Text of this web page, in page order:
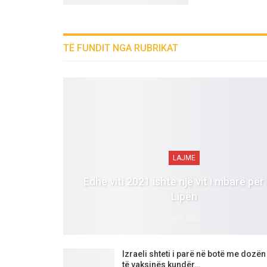
TË FUNDIT NGA RUBRIKAT
LAJME
Edhe viti 2021 ishte një vit i mbarë për
Lipën
Izraeli shteti i parë në botë me
të vaksinës kundër…